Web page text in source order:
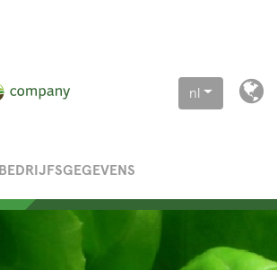
nl
BEDRIJFSGEGEVENS